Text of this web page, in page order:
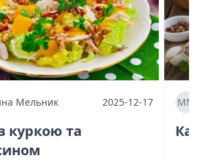
Мельник 2025-12-17
куркою та
ММ